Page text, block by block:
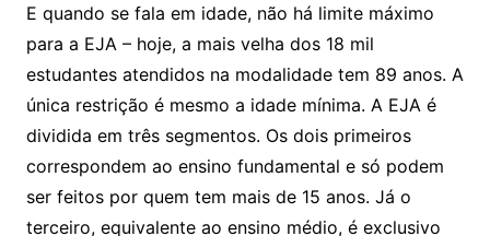
E quando se fala em idade, não há limite máximo
para a EJA – hoje, a mais velha dos 18 mil
estudantes atendidos na modalidade tem 89 anos. A
única restrição é mesmo a idade mínima. A EJA é
dividida em três segmentos. Os dois primeiros
correspondem ao ensino fundamental e só podem
ser feitos por quem tem mais de 15 anos. Já o
terceiro, equivalente ao ensino médio, é exclusivo